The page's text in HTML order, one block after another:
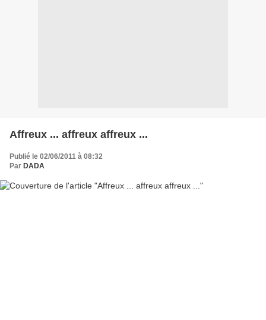
Affreux ... affreux affreux ...
Publié le 02/06/2011 à 08:32
Par DADA